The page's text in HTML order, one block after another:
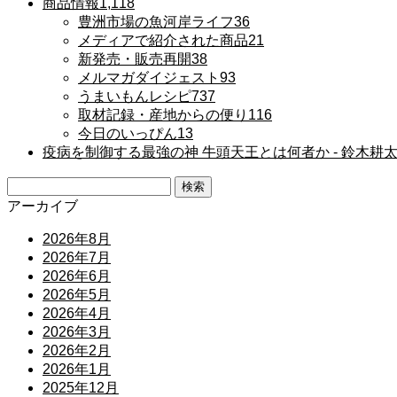
商品情報1,118
豊洲市場の魚河岸ライフ36
メディアで紹介された商品21
新発売・販売再開38
メルマガダイジェスト 93
うまいもんレシピ737
取材記録・産地からの便り 116
今日のいっぴん13
疫病を制御する最強の神 牛頭天王とは何者か ‐ 鈴木耕
索:
アーカイブ
2026年8月
2026年7月
2026年6月
2026年5月
2026年4月
2026年3月
2026年2月
2026年1月
2025年12月